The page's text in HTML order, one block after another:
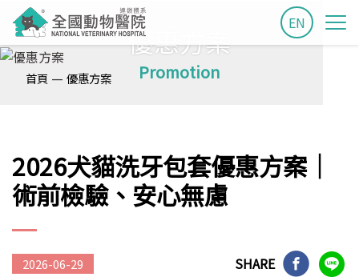
EN
優惠方案
Promotion
首頁 — 優惠方案
2026犬貓洗牙包套優惠方案│
術前檢驗、安心無慮
2026-06-29 SHARE